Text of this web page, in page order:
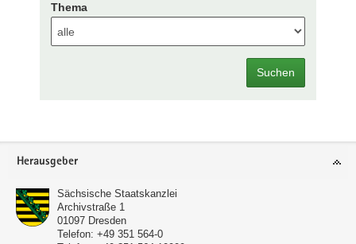
Thema
Suchen
Footer-
Herausgeber
Sächsische Staatskanzlei
Archivstraße 1
01097 Dresden
Telefon: +49 351 564-0